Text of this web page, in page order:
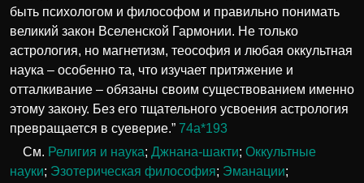
быть психологом и философом и правильно понимать
великий закон Вселенской Гармонии. Не только
астрология, но магнетизм, теософия и любая оккультная
наука – особенно та, что изучает притяжение и
отталкивание – обязаны своим существованием именно
этому закону. Без его тщательного усвоения астрология
превращается в суеверие.” 74а*193
См. Религия и наука; Джнана-шакти; Оккультные
науки; Эзотерическая философия; Эманации;